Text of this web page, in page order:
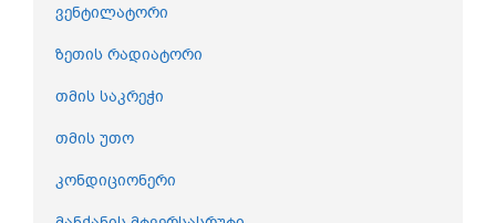
ვენტილატორი
ზეთის რადიატორი
თმის საკრეჭი
თმის უთო
კონდიციონერი